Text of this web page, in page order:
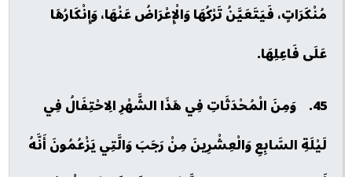
مُنْكَرَاتٍ، فَيَتَعَيَّنُ تَرْكُهَا وَالْإِعْرَاضُ عَنْهَا، وَإِنْكَارُهَا
عَلَى فَاعِلِهَا.
45. وَمِنَ الْمُحْدَثَاتِ فِي هَذَا الشَّهْرِ الِاحْتِفَالُ فِي
لَيْلَةِ السَّابِعِ وَالْعِشْرِينَ مِنْ رَجَبَ وَالَّتِي يَزْعُمُونَ أَنَّهُ